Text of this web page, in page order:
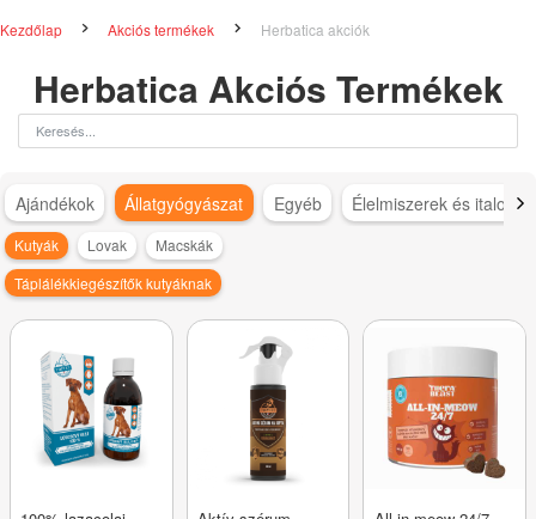
Kezdőlap Akciós termékek Herbatica akciók
Herbatica Akciós Termékek
Ajándékok Állatgyógyászat Egyéb Élelmiszerek és italok
Kutyák Lovak
Macskák
Táplálékkiegészítők kutyáknak